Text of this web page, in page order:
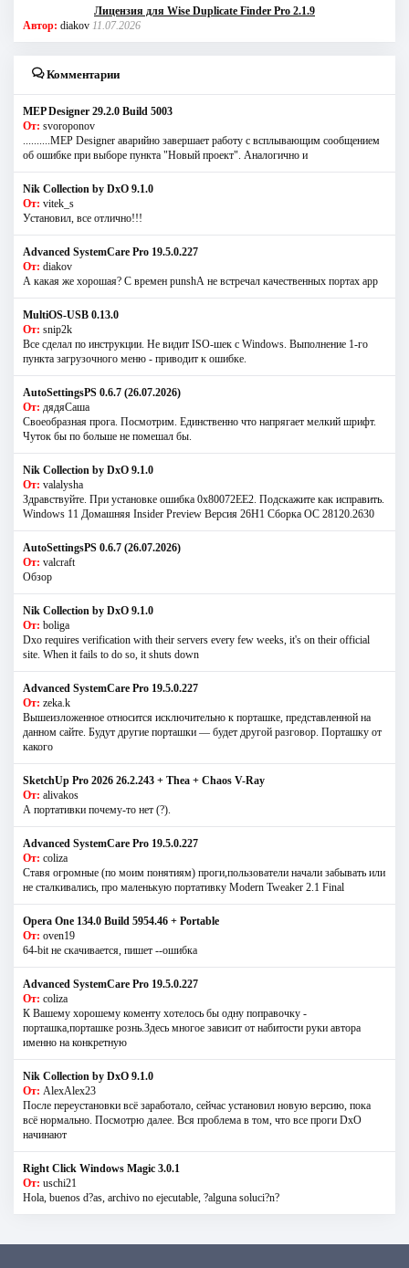
Лицензия для Wise Duplicate Finder Pro 2.1.9
Автор: diakov 11.07.2026
Комментарии
MEP Designer 29.2.0 Build 5003
От: svoroponov
..........MEP Designer аварийно завершает работу с всплывающим сообщением
об ошибке при выборе пункта "Новый проект". Аналогично и
Nik Collection by DxO 9.1.0
От: vitek_s
Установил, все отлично!!!
Advanced SystemCare Pro 19.5.0.227
От: diakov
А какая же хорошая? С времен punshА не встречал качественных портах app
MultiOS-USB 0.13.0
От: snip2k
Все сделал по инструкции. Не видит ISO-шек с Windows. Выполнение 1-го
пункта загрузочного меню - приводит к ошибке.
AutoSettingsPS 0.6.7 (26.07.2026)
От: дядяСаша
Своеобразная прога. Посмотрим. Единственно что напрягает мелкий шрифт.
Чуток бы по больше не помешал бы.
Nik Collection by DxO 9.1.0
От: valalysha
Здравствуйте. При установке ошибка 0х80072EE2. Подскажите как исправить.
Windows 11 Домашняя Insider Preview Версия 26H1 Сборка ОС 28120.2630
AutoSettingsPS 0.6.7 (26.07.2026)
От: valcraft
Обзор
Nik Collection by DxO 9.1.0
От: boliga
Dxo requires verification with their servers every few weeks, it's on their official
site. When it fails to do so, it shuts down
Advanced SystemCare Pro 19.5.0.227
От: zeka.k
Вышеизложенное относится исключительно к порташке, представленной на
данном сайте. Будут другие порташки — будет другой разговор. Порташку от
какого
SketchUp Pro 2026 26.2.243 + Thea + Chaos V-Ray
От: alivakos
А портативки почему-то нет (?).
Advanced SystemCare Pro 19.5.0.227
От: coliza
Ставя огромные (по моим понятиям) проги,пользователи начали забывать или
не сталкивались, про маленькую портативку Modern Tweaker 2.1 Final
Opera One 134.0 Build 5954.46 + Portable
От: oven19
64-bit не скачивается, пишет --ошибка
Advanced SystemCare Pro 19.5.0.227
От: coliza
К Вашему хорошему коменту хотелось бы одну поправочку -
порташка,порташке рознь.Здесь многое зависит от набитости руки автора
именно на конкретную
Nik Collection by DxO 9.1.0
От: AlexAlex23
После переустановки всё заработало, сейчас установил новую версию, пока
всё нормально. Посмотрю далее. Вся проблема в том, что все проги DxO
начинают
Right Click Windows Magic 3.0.1
От: uschi21
Hola, buenos d?as, archivo no ejecutable, ?alguna soluci?n?